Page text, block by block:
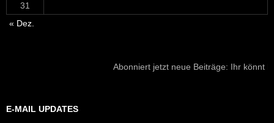
31
« Dez.
Abonniert jetzt neue Beiträge: Ihr könnt
E-MAIL UPDATES